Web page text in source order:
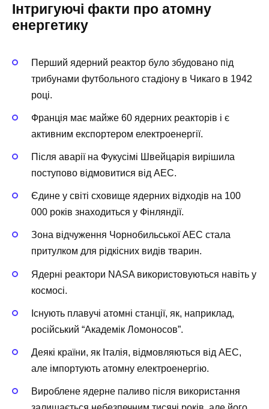
Інтригуючі факти про атомну
енергетику
Перший ядерний реактор було збудовано під
трибунами футбольного стадіону в Чикаго в 1942
році.
Франція має майже 60 ядерних реакторів і є
активним експортером електроенергії.
Після аварії на Фукусімі Швейцарія вирішила
поступово відмовитися від АЕС.
Єдине у світі сховище ядерних відходів на 100
000 років знаходиться у Фінляндії.
Зона відчуження Чорнобильської АЕС стала
притулком для рідкісних видів тварин.
Ядерні реактори NASA використовуються навіть у
космосі.
Існують плавучі атомні станції, як, наприклад,
російський “Академік Ломоносов”.
Деякі країни, як Італія, відмовляються від АЕС,
але імпортують атомну електроенергію.
Вироблене ядерне паливо після використання